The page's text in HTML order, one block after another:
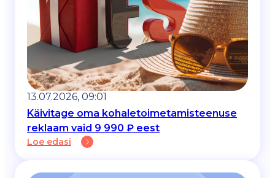
13.07.2026, 09:01
Käivitage oma kohaletoimetamisteenuse
reklaam vaid 9 990 ₽ eest
Loe edasi